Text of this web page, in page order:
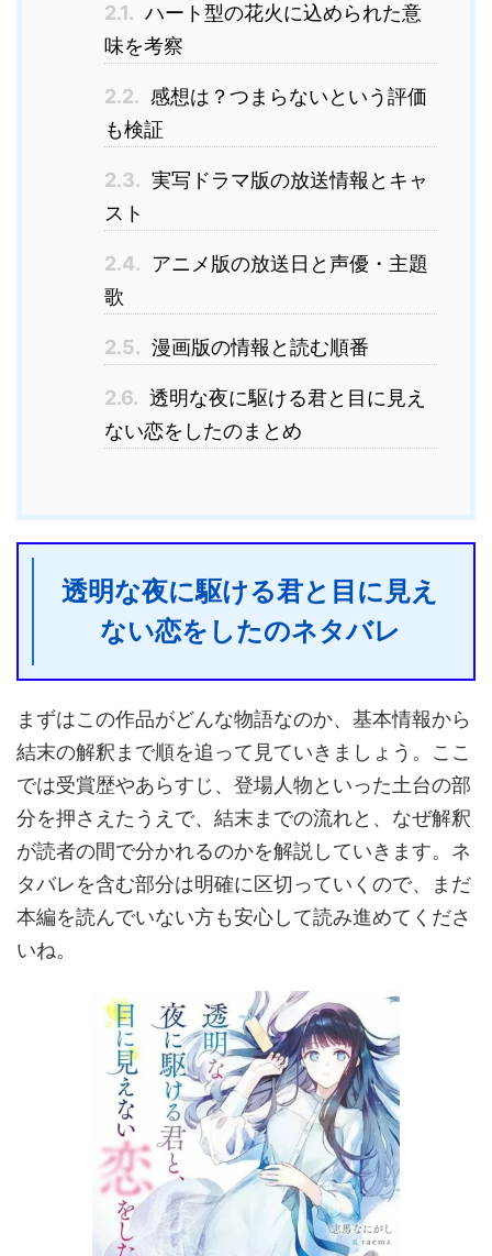
2.1. ハート型の花火に込められた意
味を考察
2.2. 感想は？つまらないという評価
も検証
2.3. 実写ドラマ版の放送情報とキャ
スト
2.4. アニメ版の放送日と声優・主題
歌
2.5. 漫画版の情報と読む順番
2.6. 透明な夜に駆ける君と目に見え
ない恋をしたのまとめ
透明な夜に駆ける君と目に見え
ない恋をしたのネタバレ
まずはこの作品がどんな物語なのか、基本情報から
結末の解釈まで順を追って見ていきましょう。ここ
では受賞歴やあらすじ、登場人物といった土台の部
分を押さえたうえで、結末までの流れと、なぜ解釈
が読者の間で分かれるのかを解説していきます。ネ
タバレを含む部分は明確に区切っていくので、まだ
本編を読んでいない方も安心して読み進めてくださ
いね。